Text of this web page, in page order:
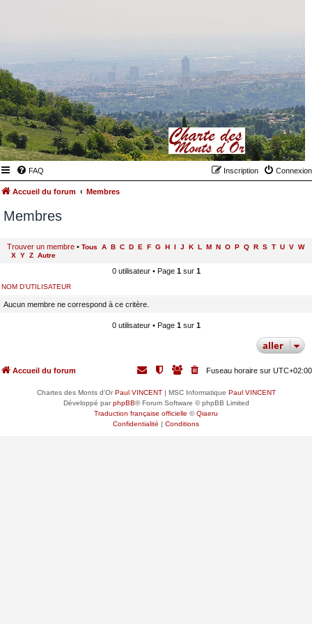
FAQ Connexion
Inscription
Accueil du forum Membres
Membres
Trouver un membre • Tous A B C D E F G H I J K L M N O P Q R S T U V W
X Y Z Autre
0 utilisateur • Page 1sur 1
NOM D’UTILISATEUR
Aucun membre ne correspond à ce critère.
0 utilisateur • Page 1sur 1
aller
Accueil du forum Fuseau horaire sur UTC+02:00
Chartes des Monts d'OrPaul VINCENT| MSC Informatique Paul VINCENT
Développé parphpBB® Forum Software © phpBB Limited
Traduction française officielle ©Qiaeru
Confidentialité | Conditions